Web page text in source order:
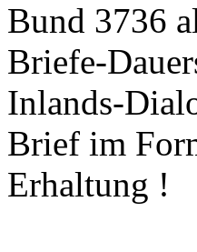
Bund 3736
Briefe-
Inlands-
Brief im
Erhaltung !